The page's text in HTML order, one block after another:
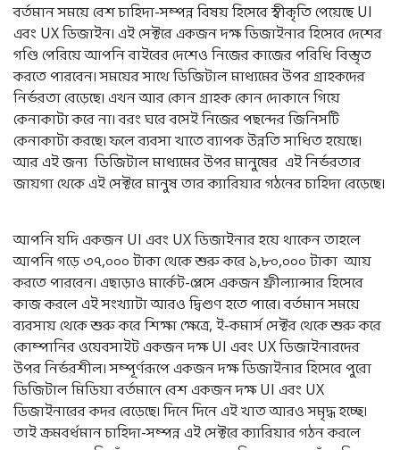
বর্তমান সময়ে বেশ চাহিদা-সম্পন্ন বিষয় হিসেবে স্বীকৃতি পেয়েছে UI
এবং UX ডিজাইন। এই সেক্টরে একজন দক্ষ ডিজাইনার হিসেবে দেশের
গণ্ডি পেরিয়ে আপনি বাইরের দেশেও নিজের কাজের পরিধি বিস্তৃত
করতে পারবেন। সময়ের সাথে ডিজিটাল মাধ্যমের উপর গ্রাহকদের
নির্ভরতা বেড়েছে। এখন আর কোন গ্রাহক কোন দোকানে গিয়ে
কেনাকাটা করে না। বরং ঘরে বসেই নিজের পছন্দের জিনিসটি
কেনাকাটা করছে। ফলে ব্যবসা খাতে ব্যাপক উন্নতি সাধিত হয়েছে।
আর এই জন্য ডিজিটাল মাধ্যমের উপর মানুষের এই নির্ভরতার
জায়গা থেকে এই সেক্টরে মানুষ তার ক্যারিয়ার গঠনের চাহিদা বেড়েছে।
আপনি যদি একজন UI এবং UX ডিজাইনার হয়ে থাকেন তাহলে
আপনি গড়ে ৩৭,০০০ টাকা থেকে শুরু করে ১,৮০,০০০ টাকা আয়
করতে পারবেন। এছাড়াও মার্কেট-প্লেসে একজন ফ্রীল্যান্সার হিসেবে
কাজ করলে এই সংখ্যাটা আরও দ্বিগুণ হতে পারে। বর্তমান সময়ে
ব্যবসায় থেকে শুরু করে শিক্ষা ক্ষেত্রে, ই-কমার্স সেক্টর থেকে শুরু করে
কোম্পানির ওয়েবসাইট একজন দক্ষ UI এবং UX ডিজাইনারদের
উপর নির্ভরশীল। সম্পূর্ণরূপে একজন দক্ষ ডিজাইনার হিসেবে পুরো
ডিজিটাল মিডিয়া বর্তমানে বেশ একজন দক্ষ UI এবং UX
ডিজাইনারের কদর বেড়েছে। দিনে দিনে এই খাত আরও সমৃদ্ধ হচ্ছে।
তাই ক্রমবর্ধমান চাহিদা-সম্পন্ন এই সেক্টরে ক্যারিয়ার গঠন করলে